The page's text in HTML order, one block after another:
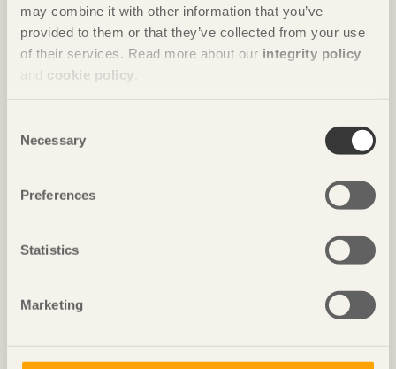
may combine it with other information that you’ve
provided to them or that they’ve collected from your use
of their services. Read more about our integrity policy
and cookie policy
Selection
Necessary
Preferences
Statistics
Marketing
Trä mot Trä: Skärmväggar prisade
evenemangen varandra. Det inspirerade Dylan